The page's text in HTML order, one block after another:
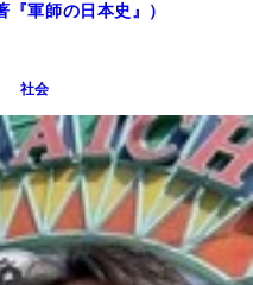
軍師の日本史』）
社会